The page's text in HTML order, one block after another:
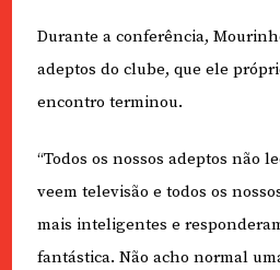
Durante a conferência,
adeptos do clube, que ele
encontro terminou.
“Todos os nossos adeptos não
veem televisão e todos os
mais inteligentes e
fantástica. Não acho normal